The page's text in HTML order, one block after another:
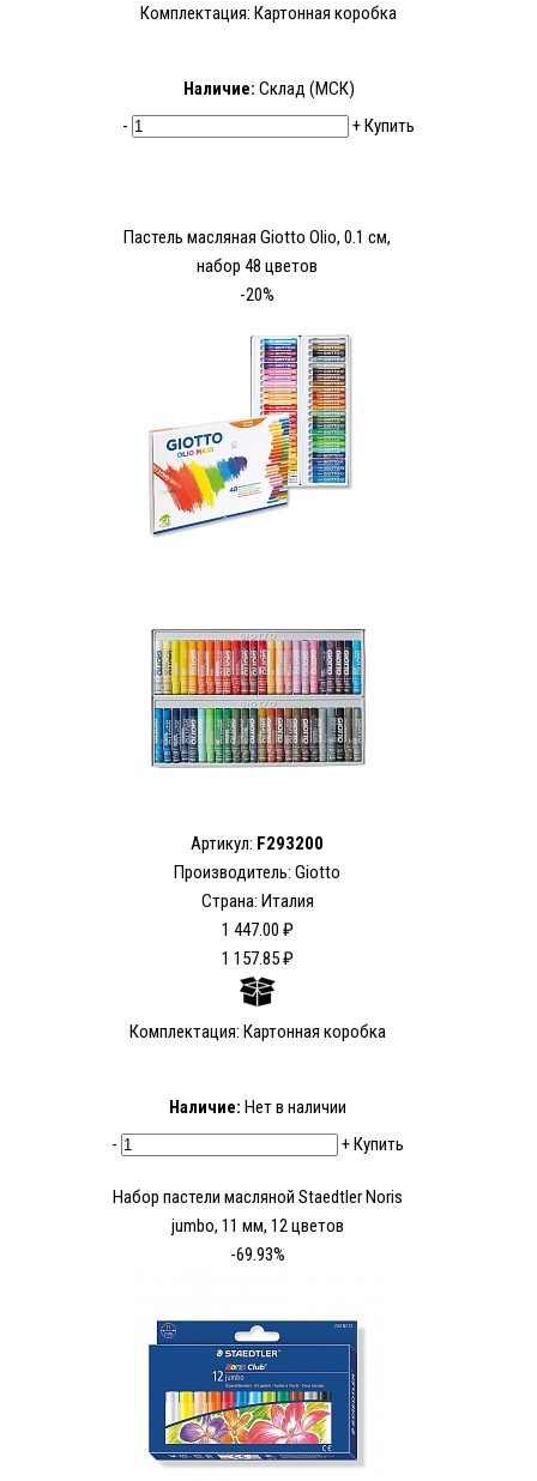
Комплектация: Картонная коробка
Наличие: Склад (МСК)
-
+Купить
Пастель масляная Giotto Olio, 0.1 см,
набор 48 цветов
-20%
Артикул: F293200
Производитель: Giotto
Страна: Италия
1 447.00 ₽
1 157.85 ₽
Комплектация: Картонная коробка
Наличие: Нет в наличии
-
+Купить
Набор пастели масляной Staedtler Noris
jumbo, 11 мм, 12 цветов
-69.93%